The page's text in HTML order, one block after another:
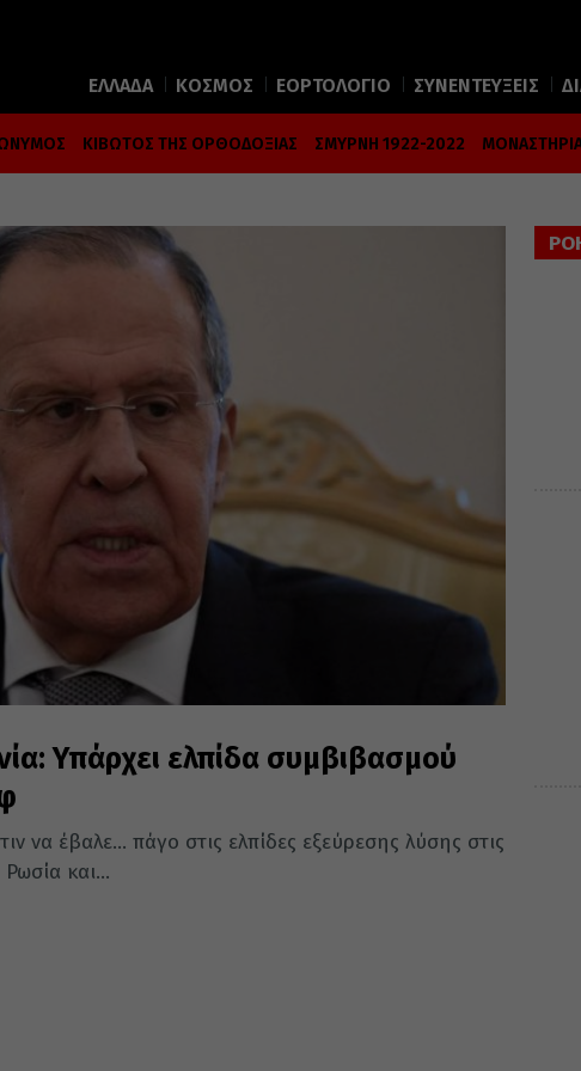
ΕΛΛΑΔΑ ΚΟΣΜΟΣ ΕΟΡΤΟΛΟΓΙΟ ΣΥΝΕΝΤΕΥΞΕΙΣ
ΚΙΒΩΤΟΣ ΤΗΣ ΟΡΘΟΔΟΞΙΑΣ ΣΜΥΡΝΗ 1922-2022
Υπάρχει ελπίδα συμβιβασμού
να έβαλε… πάγο στις ελπίδες εξεύρεσης λύσης στις
και...